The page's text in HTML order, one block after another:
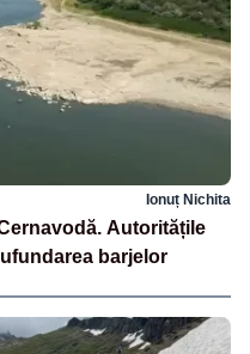
Ionuț Nichita
Autoritățile
barjelor